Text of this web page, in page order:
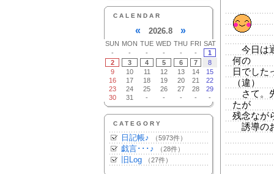
CALENDAR
« 2026.8 »
SUN MON TUE WED THU FRI SAT
-
- - - - -
1
2
3 4 5 6 7
8
9
10 11 12 13 14
15
16
17 18 19 20 21
22
23
24 25 26 27 28
29
30
31 - - - - -
CATEGORY
日記帳♪ （5973件）
戯言･･･♪ （28件）
旧Log （27件）
今日は
何の
日でした
（違）
さて。
たが
残念なが
誘導の